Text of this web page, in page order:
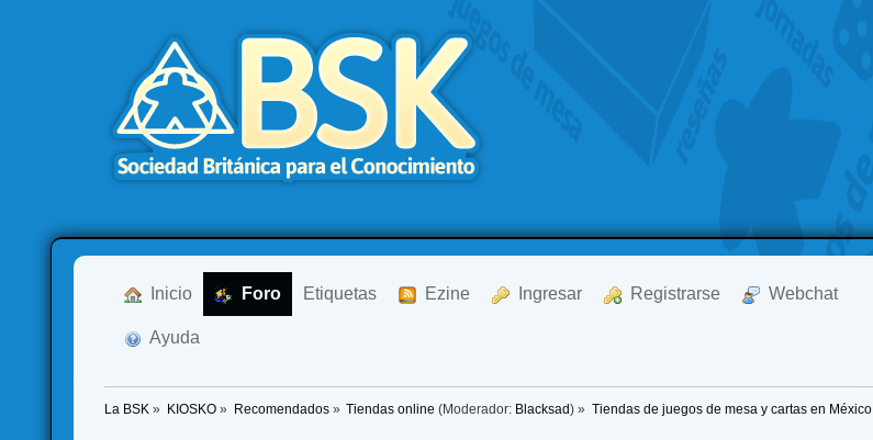
Inicio Foro Etiquetas Ezine Ingresar Registrarse Webchat
Ayuda
La BSK » KIOSKO» Recomendados» Tiendas online (Moderador: Blacksad ) » Tiendas de juegos de mesa y cartas en México